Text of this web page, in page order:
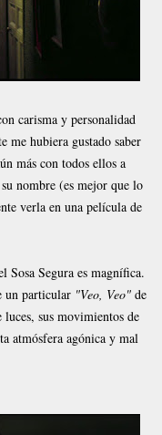
carisma y personalidad
me hubiera gustado saber
más con todos ellos a
nombre (es mejor que lo
verla en una película de
Segura es magnífica.
un particular "Veo, Veo"de
luces, sus movimientos de
atmósfera agónica y mal